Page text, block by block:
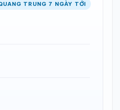
TRUNG 7 NGÀY TỚI